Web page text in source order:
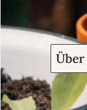
Über